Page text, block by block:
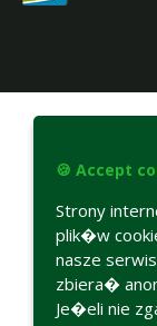
🍪 Accept
Strony
plik�w
nasze
zbiera�
Je�eli nie